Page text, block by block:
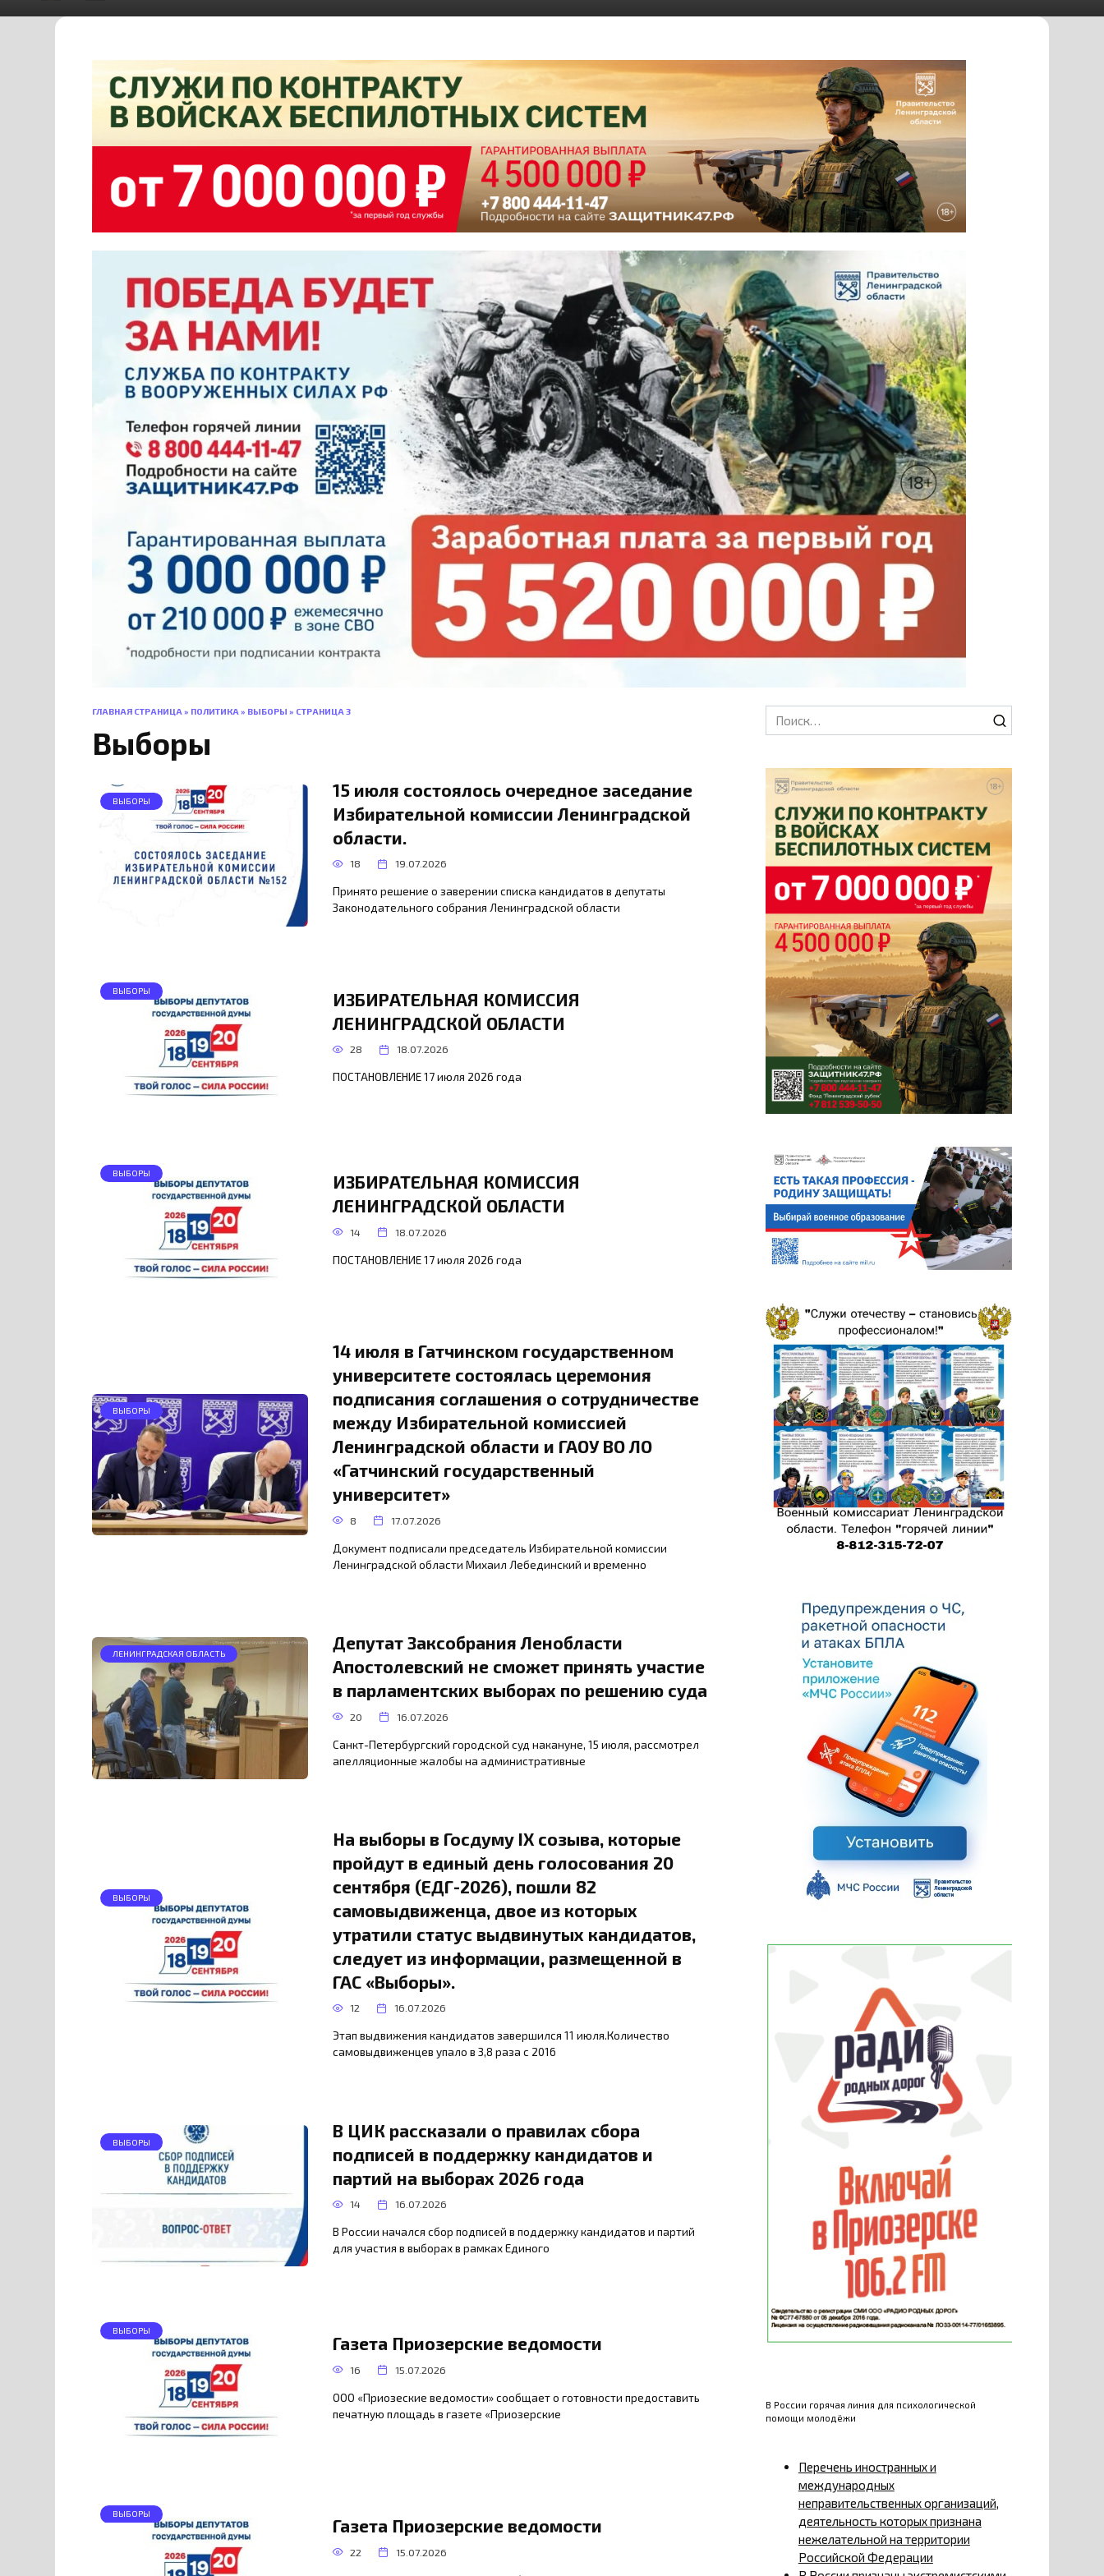
ГЛАВНАЯ СТРАНИЦА» ПОЛИТИКА» ВЫБОРЫ » СТРАНИЦА 3
Выборы
ВЫБОРЫ
15 июля состоялось очередное заседание
Избирательной комиссии Ленинградской
области.
18 19.07.2026
Принято решение о заверении списка кандидатов в депутаты
Законодательного собрания Ленинградской области
ВЫБОРЫ
ИЗБИРАТЕЛЬНАЯ КОМИССИЯ
ЛЕНИНГРАДСКОЙ ОБЛАСТИ
28 18.07.2026
ПОСТАНОВЛЕНИЕ 17 июля 2026 года
ВЫБОРЫ
ИЗБИРАТЕЛЬНАЯ КОМИССИЯ
ЛЕНИНГРАДСКОЙ ОБЛАСТИ
14 18.07.2026
ПОСТАНОВЛЕНИЕ 17 июля 2026 года
ВЫБОРЫ
14 июля в Гатчинском государственном
университете состоялась церемония
подписания соглашения о сотрудничестве
между Избирательной комиссией
Ленинградской области и ГАОУ ВО ЛО
«Гатчинский государственный
университет»
8 17.07.2026
Документ подписали председатель Избирательной комиссии
Ленинградской области Михаил Лебединский и временно
ЛЕНИНГРАДСКАЯ ОБЛАСТЬ
Депутат Заксобрания Ленобласти
Апостолевский не сможет принять участие
в парламентских выборах по решению суда
20 16.07.2026
Санкт-Петербургский городской суд накануне, 15 июля, рассмотрел
апелляционные жалобы на административные
ВЫБОРЫ
На выборы в Госдуму IX созыва, которые
пройдут в единый день голосования 20
сентября (ЕДГ-2026), пошли 82
самовыдвиженца, двое из которых
утратили статус выдвинутых кандидатов,
следует из информации, размещенной в
ГАС «Выборы».
12 16.07.2026
Этап выдвижения кандидатов завершился 11 июля.Количество
самовыдвиженцев упало в 3,8 раза с 2016
ВЫБОРЫ
В ЦИК рассказали о правилах сбора
подписей в поддержку кандидатов и
партий на выборах 2026 года
14 16.07.2026
В России начался сбор подписей в поддержку кандидатов и партий
для участия в выборах в рамках Единого
ВЫБОРЫ
Газета Приозерские ведомости
16 15.07.2026
ООО «Приозеские ведомости» сообщает о готовности предоставить
печатную площадь в газете «Приозерские
ВЫБОРЫ
Газета Приозерские ведомости
22 15.07.2026
Search
for:
В России горячая линия для психологической
помощи молодёжи
Перечень иностранных и
международных
неправительственных организаций,
деятельность которых признана
нежелательной на территории
Российской Федерации